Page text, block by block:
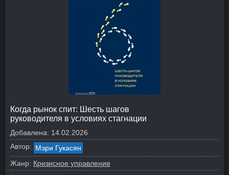
Когда рынок спит: Шесть шагов
руководителя в условиях стагнации
Добавлена: 14.02.2026
Автор: Мэри Гукасян
Жанр: Кризисное управление